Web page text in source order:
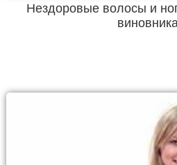
Нездоровые волосы и